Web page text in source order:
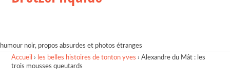
humour noir, propos absurdes et photos étranges
Accueil › les belles histoires de tonton yves ›Alexandre du Mât : les
trois mousses queutards